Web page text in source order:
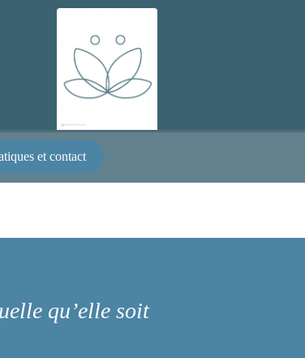
et contact
qu’elle soit